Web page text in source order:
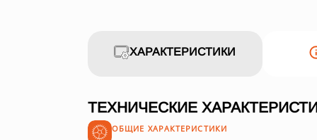
ХАРАКТЕРИСТИКИ
ТЕХНИЧЕСКИЕ
ОБЩИЕ ХАРАКТЕРИСТИКИ